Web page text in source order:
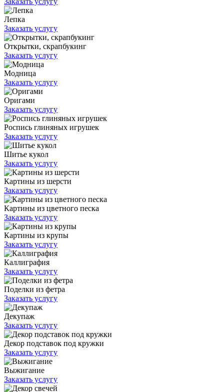
Лепка
Заказать услугу
Открытки, скрапбукинг
Заказать услугу
Модница
Заказать услугу
Оригами
Заказать услугу
Роспись глиняных игрушек
Заказать услугу
Шитье кукол
Заказать услугу
Картины из шерсти
Заказать услугу
Картины из цветного песка
Заказать услугу
Картины из крупы
Заказать услугу
Каллиграфия
Заказать услугу
Поделки из фетра
Заказать услугу
Декупаж
Заказать услугу
Декор подставок под кружки
Заказать услугу
Выжигание
Заказать услугу